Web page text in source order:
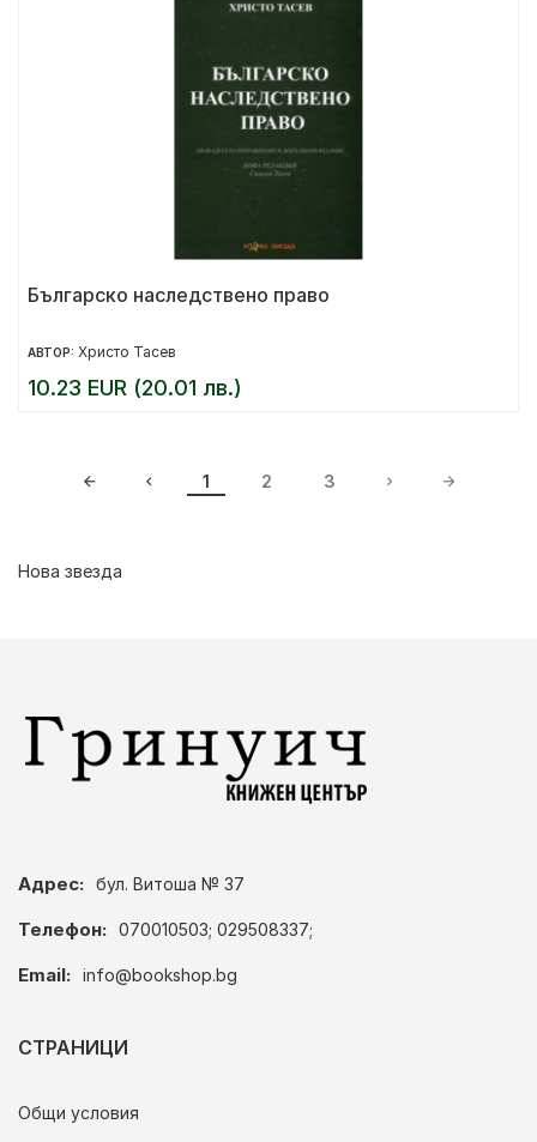
Българско наследствено право
АВТОР: Христо Тасев
10.23 EUR (20.01 лв.)
1 2 3
Нова звезда
Адрес: бул. Витоша № 37
Телефон: 070010503; 029508337;
Email: info@bookshop.bg
СТРАНИЦИ
Общи условия